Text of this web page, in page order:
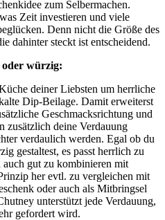
zum Selbermachen.
Zeit investieren und viele
Denn nicht die Größe des
dahinter steckt ist entscheidend.
würzig:
deiner Liebsten um herrliche
Dip-Beilage. Damit erweiterst
Geschmacksrichtung und
zusätzlich deine Verdauung
verdaulich werden. Egal ob du
gestaltest, es passt herrlich zu
auch gut zu kombinieren mit
her evtl. zu vergleichen mit
oder auch als Mitbringsel
unterstützt jede Verdauung,
gefordert wird.